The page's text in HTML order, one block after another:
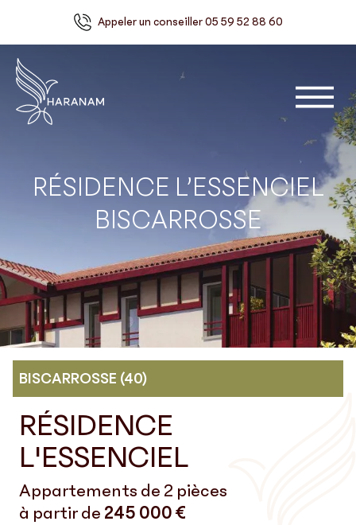
Appeler un conseiller 05 59 52 88 60
RÉSIDENCE L’ESSENCIEL
BISCARROSSE
APPARTEMENTS NEUFS
BISCARROSSE (40)
RÉSIDENCE
L'ESSENCIEL
Appartements de 2 pièces
à partir de 245 000 €